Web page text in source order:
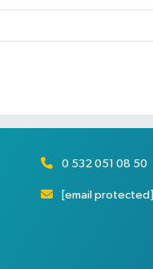
0 532 051 08 50
[email protected]